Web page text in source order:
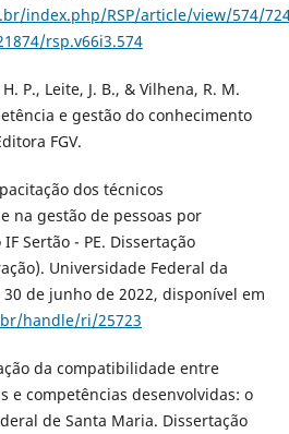
index.php/RSP/article/view/574/
rsp.v66i3.574
P., Leite, J. B., & Vilhena, R. M.
e gestão do conhecimento
FGV.
dos técnicos
na gestão de pessoas por
Sertão - PE. Dissertação
Universidade Federal da
30 de junho de 2022, disponível em
handle/ri/25723
da compatibilidade entre
e competências desenvolvidas: o
de Santa Maria. Dissertação